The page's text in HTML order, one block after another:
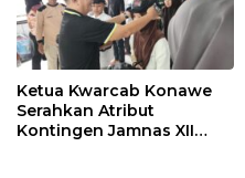
Ketua Kwarcab Konawe
Serahkan Atribut
Kontingen Jamnas XII